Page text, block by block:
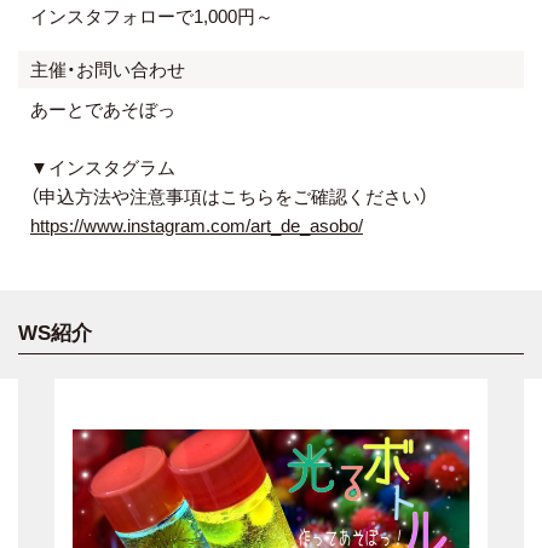
インスタフォローで1,000円～
主催・お問い合わせ
あーとであそぼっ
▼インスタグラム
（申込方法や注意事項はこちらをご確認ください）
https://www.instagram.com/art_de_asobo/
WS紹介